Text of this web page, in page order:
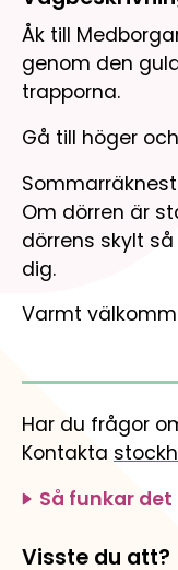
Mathplanet
Matteninja
Lekfullt
Engagera dig
Gör skillnad för
Organisation
Så är
Öppenhet och
Så styrs
Lediga tjänster
Jobba med oss
Åk till
genom den
trapporna.
Gå till höger
Om dörren är
dörrens skylt
dig.
Varmt
Har du frågor
Kontakta
Så funkar
Visste du att?